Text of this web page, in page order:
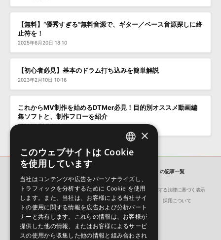
【無料】“優秀すぎる”無料音源で、ギター／ベース音源探しに終
止符を！
2025年6月20日 18:10
【初心者必見】基本のドラム打ち込みを簡単解説
2023年2月10日 10:16
これからMV制作を始めるDTMer必見！目的別オススメ動画編
集ソフトと、制作フローを紹介
2024年4月1日 11:00
「ウェーブテーブル」の記事一覧
会社概要 環境保護（CSR）への取り組み
特定商取引に関する法律に基づく表示
サイト動作環境
利用規約 個人情報の保護について 採用について
ENGLISH
×
このウェブサイトは Cookie
を使用しています
当社はコンテンツや広告をパーソナライズし、
トラフィックを分析するために Cookie を使用
します。また、当社は、お客様による当社サイ
トの使用に関する情報を広告および分析パート
ナーと共有します。これらの情報は、お客様が
提供した他の情報、またはお客様によるサービ
スの使用から収集した他の情報と組み合わされ